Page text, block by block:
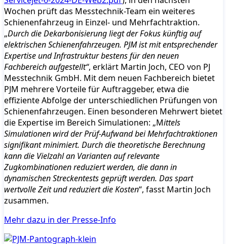
Wochen prüft das Messtechnik-Team ein weiteres
Schienenfahrzeug in Einzel- und Mehrfachtraktion.
„Durch die Dekarbonisierung liegt der Fokus künftig auf
elektrischen Schienenfahrzeugen. PJM ist mit entsprechender
Expertise und Infrastruktur bestens für den neuen
Fachbereich aufgestellt“, erklärt Martin Joch, CEO von PJ
Messtechnik GmbH. Mit dem neuen Fachbereich bietet
PJM mehrere Vorteile für Auftraggeber, etwa die
effiziente Abfolge der unterschiedlichen Prüfungen von
Schienenfahrzeugen. Einen besonderen Mehrwert bietet
die Expertise im Bereich Simulationen: „Mittels
Simulationen wird der Prüf-Aufwand bei Mehrfachtraktionen
signifikant minimiert. Durch die theoretische Berechnung
kann die Vielzahl an Varianten auf relevante
Zugkombinationen reduziert werden, die dann in
dynamischen Streckentests geprüft werden. Das spart
wertvolle Zeit und reduziert die Kosten“, fasst Martin Joch
zusammen.
Mehr dazu in der Presse-Info